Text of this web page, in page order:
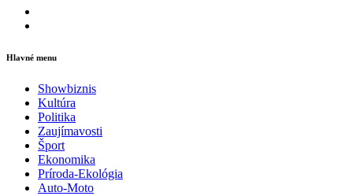
Hlavné menu
Showbiznis
Kultúra
Politika
Zaujímavosti
Šport
Ekonomika
Príroda-Ekológia
Auto-Moto